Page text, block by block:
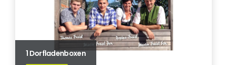
1 Dorfladenboxen